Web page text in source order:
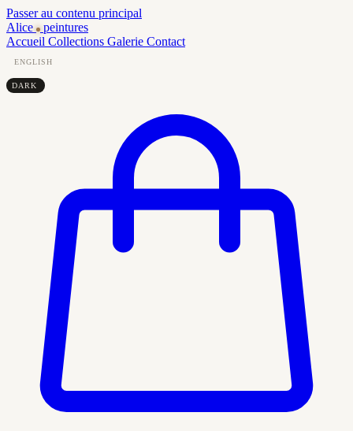
Passer au contenu principal
Alice
peintures
Accueil Collections Galerie Contact
ENGLISH
DARK